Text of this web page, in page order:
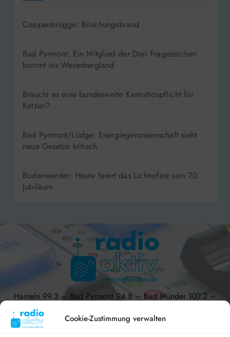
Cookie-Zustimmung verwalten
Coppenbrügge: Böschungsbrand
Bad Pyrmont: Ein Mitglied der Drei Fragezeichen
kommt ins Weserbergland
Braucht es eine bundesweite Kastratiospflicht für
Katzen?
Bad Pyrmont/Lüdge: Energiegenossenschaft sieht
neue Gesetze kritisch
Bodenwerder: Heute feiert das Lichterfest sein 70.
Jubiläum
Hameln 99.3 – Bad Pyrmont 94.8 – Bad Münder 107.2 –
DAB+ 9C